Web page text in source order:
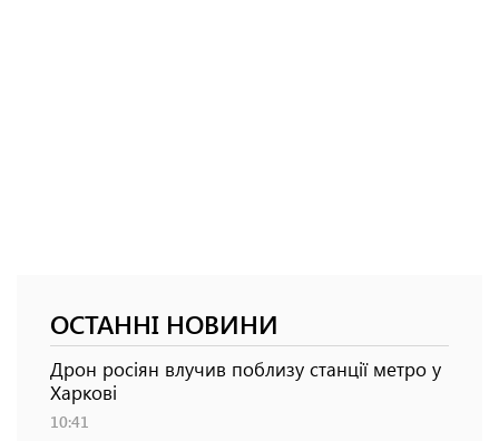
ОСТАННІ НОВИНИ
Дрон росіян влучив поблизу станції метро у
Харкові
10:41